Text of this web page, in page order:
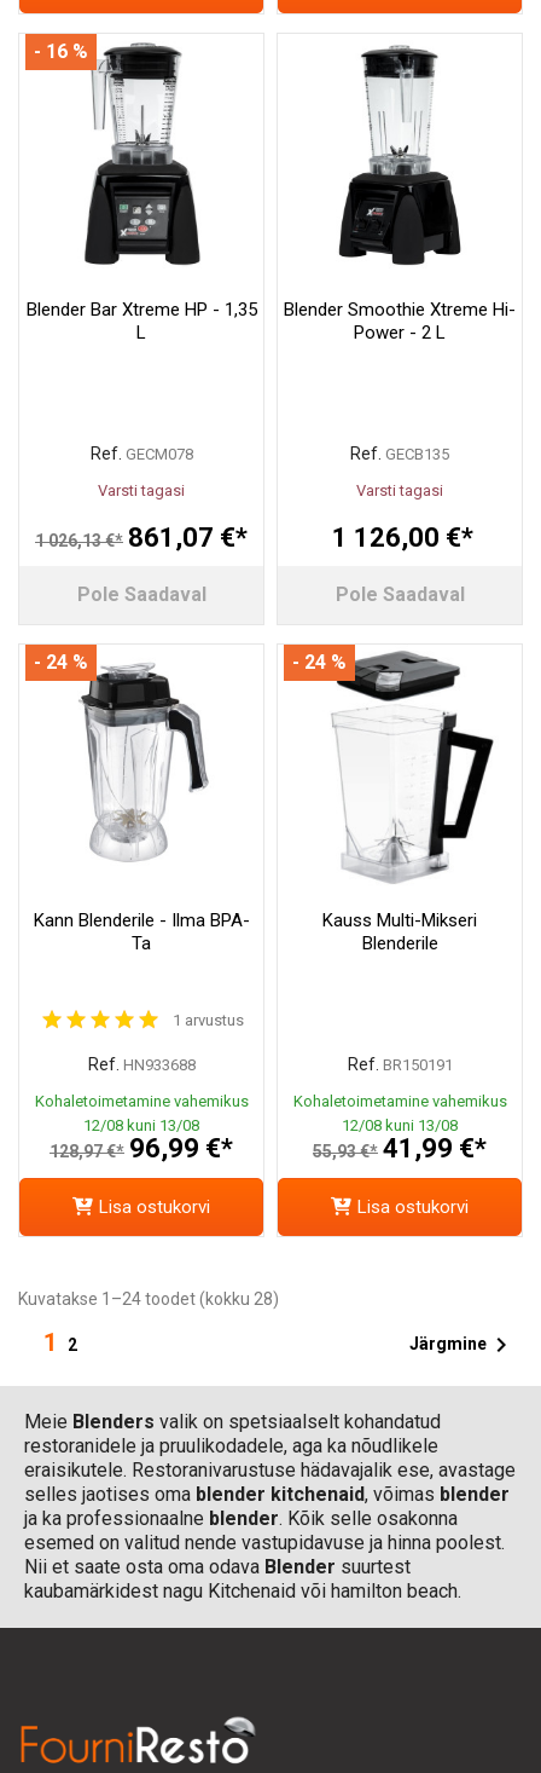
Blender Bar Xtreme HP - 1,35
L
Ref. GECM078
Varsti tagasi
1 026,13 €* 861,07 €*
- 16 %
Pole Saadaval
Blender Smoothie Xtreme Hi-
Power - 2 L
Ref. GECB135
Varsti tagasi
1 126,00 €*
Pole Saadaval
Kann Blenderile - Ilma BPA-
Ta
1 arvustus
Ref. HN933688
Kohaletoimetamine vahemikus
12/08 kuni 13/08
128,97 €* 96,99 €*
- 24 %
Lisa ostukorvi
Kauss Multi-Mikseri
Blenderile
Ref. BR150191
Kohaletoimetamine vahemikus
12/08 kuni 13/08
55,93 €* 41,99 €*
- 24 %
Lisa ostukorvi
Kuvatakse 1–24 toodet (kokku 28)
1 2 Järgmine 
Meie Blenders valik on spetsiaalselt kohandatud
restoranidele ja pruulikodadele, aga ka nõudlikele
eraisikutele. Restoranivarustuse hädavajalik ese, avastage
selles jaotises oma blender kitchenaid, võimas blender
ja ka professionaalne blender. Kõik selle osakonna
esemed on valitud nende vastupidavuse ja hinna poolest.
Nii et saate osta oma odava Blender suurtest
kaubamärkidest nagu Kitchenaid või hamilton beach.